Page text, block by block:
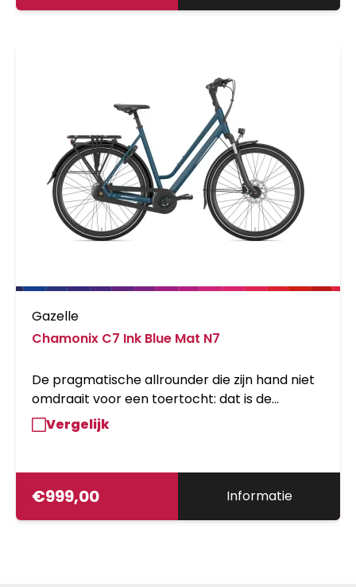
Gazelle
Chamonix C7 Ink Blue Mat N7
De pragmatische allrounder die zijn hand niet
omdraait voor een toertocht: dat is de
Chamonix C7! Met de sportieve looks en de
opvallende kleur kun je zeker voor de dag
Vergelijk
€999,00 Informatie